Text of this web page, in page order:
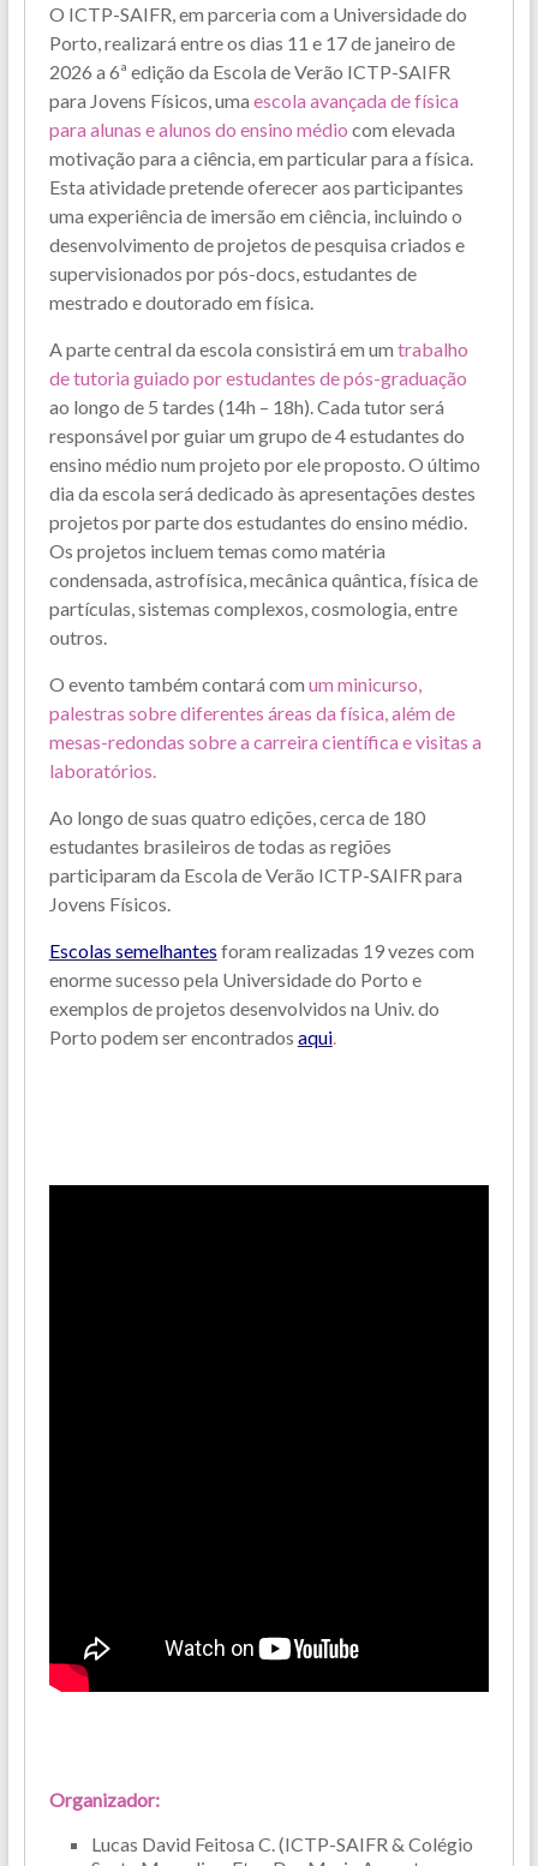
O ICTP-SAIFR, em parceria com a Universidade do
Porto, realizará entre os dias 11 e 17 de janeiro de
2026 a 6ª edição da Escola de Verão ICTP-SAIFR
para Jovens Físicos, uma escola avançada de física
para alunas e alunos do ensino médio com elevada
motivação para a ciência, em particular para a física.
Esta atividade pretende oferecer aos participantes
uma experiência de imersão em ciência, incluindo o
desenvolvimento de projetos de pesquisa criados e
supervisionados por pós-docs, estudantes de
mestrado e doutorado em física.
A parte central da escola consistirá em um trabalho
de tutoria guiado por estudantes de pós-graduação
ao longo de 5 tardes (14h – 18h). Cada tutor será
responsável por guiar um grupo de 4 estudantes do
ensino médio num projeto por ele proposto. O último
dia da escola será dedicado às apresentações destes
projetos por parte dos estudantes do ensino médio.
Os projetos incluem temas como matéria
condensada, astrofísica, mecânica quântica, física de
partículas, sistemas complexos, cosmologia, entre
outros.
O evento também contará com um minicurso,
palestras sobre diferentes áreas da física, além de
mesas-redondas sobre a carreira científica e visitas a
laboratórios.
Ao longo de suas quatro edições, cerca de 180
estudantes brasileiros de todas as regiões
participaram da Escola de Verão ICTP-SAIFR para
Jovens Físicos.
Escolas semelhantes foram realizadas 19 vezes com
enorme sucesso pela Universidade do Porto e
exemplos de projetos desenvolvidos na Univ. do
Porto podem ser encontrados aqui.
Organizador:
Lucas David Feitosa C. (ICTP-SAIFR & Colégio